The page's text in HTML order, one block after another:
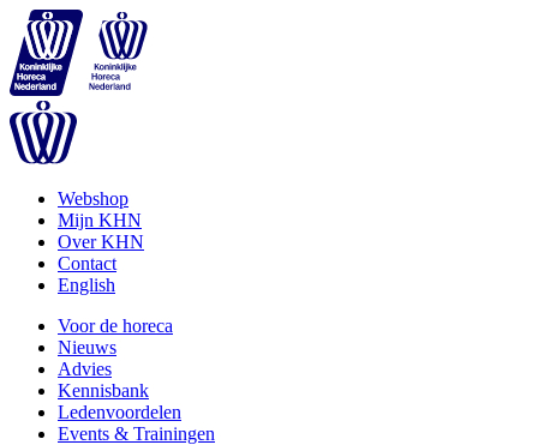
Webshop
Mijn KHN
Over KHN
Contact
English
Voor de horeca
Nieuws
Advies
Kennisbank
Ledenvoordelen
Events & Trainingen